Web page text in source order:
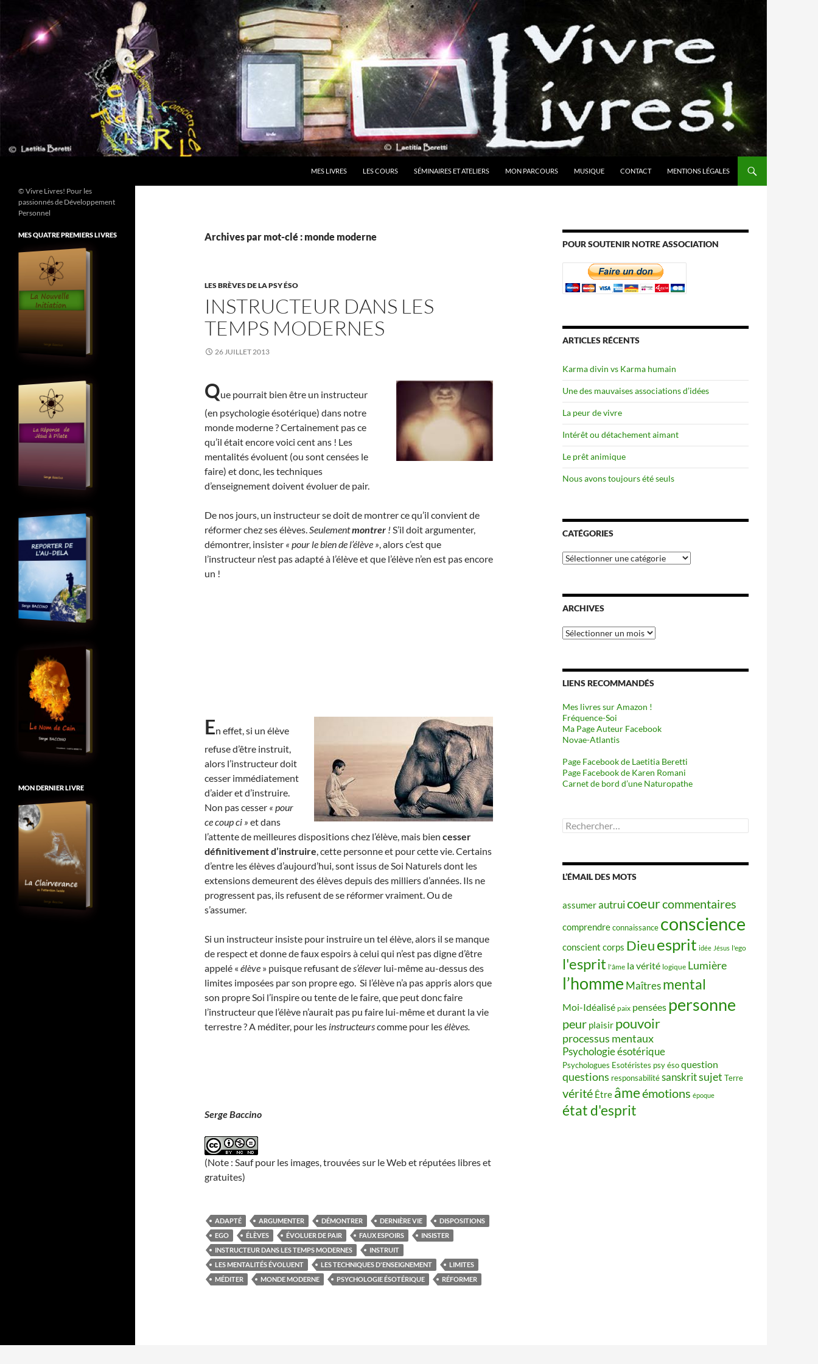
contenu
MES LIVRES LES COURS SÉMINAIRES ET ATELIERS MON PARCOURS MUSIQUE CONTACT MENTIONS LÉGALES
Archives par mot-clé : monde moderne
LES BRÈVES DE LA PSY ÉSO
INSTRUCTEUR DANS LES
TEMPS MODERNES
26 JUILLET 2013
Que pourrait bien être un instructeur
(en psychologie ésotérique) dans notre
monde moderne ? Certainement pas ce
qu’il était encore voici cent ans ! Les
mentalités évoluent (ou sont censées le
faire) et donc, les techniques
d’enseignement doivent évoluer de pair.
De nos jours, un instructeur se doit de montrer ce qu’il convient de
réformer chez ses élèves.Seulementmontrer ! S’il doit argumenter,
démontrer, insister « pour le bien de l’élève », alors c’est que
l’instructeur n’est pas adapté à l’élève et que l’élève n’en est pas encore
un !
En effet, si un élève
refuse d’être instruit,
alors l’instructeur doit
cesser immédiatement
d’aider et d’instruire.
Non pas cesser « pour
ce coup ci » et dans
l’attente de meilleures dispositions chez l’élève, mais bien cesser
définitivement d’instruire, cette personne et pour cette vie. Certains
d’entre les élèves d’aujourd’hui, sont issus de Soi Naturels dont les
extensions demeurent des élèves depuis des milliers d’années. Ils ne
progressent pas, ils refusent de se réformer vraiment. Ou de
s’assumer.
Si un instructeur insiste pour instruire un tel élève, alors il se manque
de respect et donne de faux espoirs à celui qui n’est pas digne d’être
appelé « élève » puisque refusant des’élever lui-même au-dessus des
limites imposées par son propre ego. Si l’élève n’a pas appris alors que
son propre Soi l’inspire ou tente de le faire, que peut donc faire
l’instructeur que l’élève n’aurait pas pu faire lui-même et durant la vie
terrestre ? A méditer, pour les instructeurscomme pour lesélèves.
Serge Baccino
(Note : Sauf pour les images, trouvées sur le Web et réputées libres et
gratuites)
ADAPTÉ ARGUMENTER DÉMONTRER DERNIÈRE VIE
DISPOSITIONS
EGO
ÉLÈVES ÉVOLUER DE PAIR FAUX ESPOIRS
INSISTER
INSTRUCTEUR DANS LES TEMPS MODERNES
INSTRUIT
LES MENTALITÉS ÉVOLUENT
LES TECHNIQUES D'ENSEIGNEMENT
LIMITES
MÉDITER
MONDE MODERNE PSYCHOLOGIE ÉSOTÉRIQUE RÉFORMER
POUR SOUTENIR NOTRE ASSOCIATION
ARTICLES RÉCENTS
Karma divin vs Karma humain
Une des mauvaises associations d’idées
La peur de vivre
Intérêt ou détachement aimant
Le prêt animique
Nous avons toujours été seuls
CATÉGORIES
Catégories
ARCHIVES
Archives
LIENS RECOMMANDÉS
Mes livres sur Amazon !
Fréquence-Soi
Ma Page Auteur Facebook
Novae-Atlantis
Page Facebook de Laetitia Beretti
Page Facebook de Karen Romani
Carnet de bord d’une Naturopathe
Rechercher :
L’ÉMAIL DES MOTS
assumerautruicoeurcommentaires
comprendreconnaissance conscience
conscient corps Dieuesprit idée Jésus l'ego
l'esprit l'âme la vérité logique Lumière
l’homme Maîtres mental
Moi-Idéalisé paix pensées personne
peur plaisir pouvoir
processus mentaux
Psychologie ésotérique
Psychologues Esotéristes psy ésoquestion
questions responsabilitésanskritsujet Terre
vérité Être âmeémotions époque
état d'esprit
© Vivre Livres! Pour les
passionnés de Développement
Personnel
MES QUATRE PREMIERS LIVRES
MON DERNIER LIVRE